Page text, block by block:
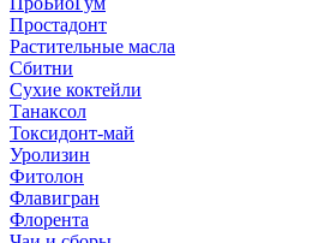
Простадонт
Растительные масла
Сбитни
Сухие коктейли
Танаксол
Токсидонт-май
Уролизин
Фитолон
Флавигран
Флорента